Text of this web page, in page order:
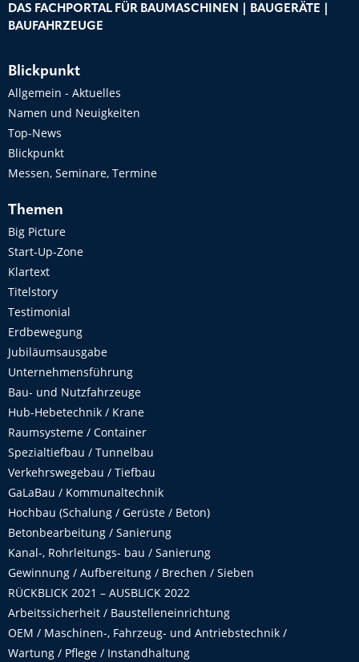
DAS FACHPORTAL FÜR BAUMASCHINEN | BAUGERÄTE |
BAUFAHRZEUGE
Blickpunkt
Allgemein - Aktuelles
Namen und Neuigkeiten
Top-News
Blickpunkt
Messen, Seminare, Termine
Themen
Big Picture
Start-Up-Zone
Klartext
Titelstory
Testimonial
Erdbewegung
Jubiläumsausgabe
Unternehmensführung
Bau- und Nutzfahrzeuge
Hub-Hebetechnik / Krane
Raumsysteme / Container
Spezialtiefbau / Tunnelbau
Verkehrswegebau / Tiefbau
GaLaBau / Kommunaltechnik
Hochbau (Schalung / Gerüste / Beton)
Betonbearbeitung / Sanierung
Kanal-, Rohrleitungs- bau / Sanierung
Gewinnung / Aufbereitung / Brechen / Sieben
RÜCKBLICK 2021 – AUSBLICK 2022
Arbeitssicherheit / Baustelleneinrichtung
OEM / Maschinen-, Fahrzeug- und Antriebstechnik /
Wartung / Pflege / Instandhaltung